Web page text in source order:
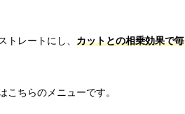
レートにし、 カットとの相乗効果で毎
ちらのメニューです。